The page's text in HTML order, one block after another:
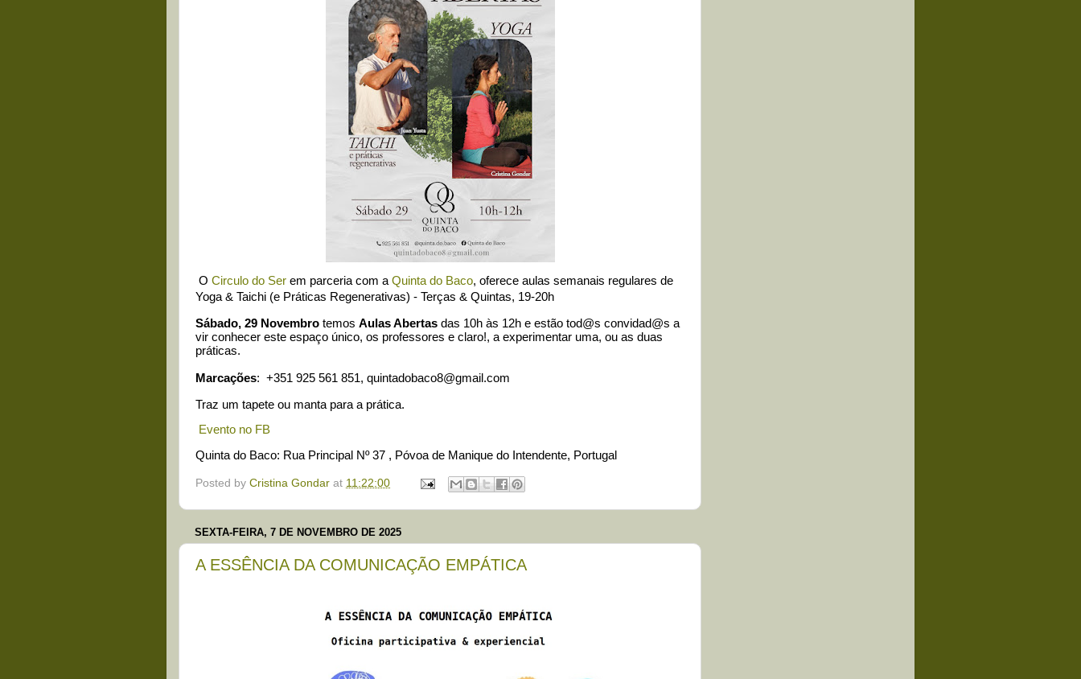
O Circulo do Ser em parceria com a Quinta do Baco, oferece aulas semanais regulares de
Yoga & Taichi (e Práticas Regenerativas) - Terças & Quintas, 19-20h
Sábado, 29 Novembro temos Aulas Abertas das 10h às 12h e estão tod@s convidad@s a
vir conhecer este espaço único, os professores e claro!, a experimentar uma, ou as duas
práticas.
Marcações: +351 925 561 851, quintadobaco8@gmail.com
Traz um tapete ou manta para a prática.
Evento no FB
Quinta do Baco: Rua Principal Nº 37 , Póvoa de Manique do Intendente, Portugal
Posted by Cristina Gondar at 11:22:00
SEXTA-FEIRA, 7 DE NOVEMBRO DE 2025
A ESSÊNCIA DA COMUNICAÇÃO EMPÁTICA